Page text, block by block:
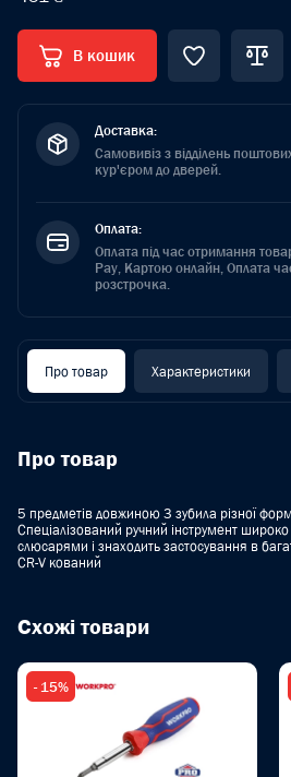
В кошик
Доставка:
Самовивіз з відділень
кур'єром до дверей.
Оплата:
Оплата під час отримання
Pay, Картою онлайн, Оплата
розстрочка.
Про товар Характеристики
Про товар
5 предметів довжиною 3 зубила різної
Спеціалізований ручний інструмент широко
слюсарями і знаходить застосування в
CR-V кований
Схожі товари
- 15%